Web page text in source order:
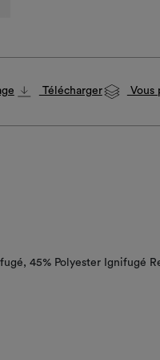
Télécharger Vous
45% Polyester Ignifugé